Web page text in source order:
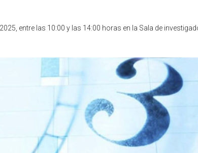
entre las 10:00 y las 14:00 horas en la Sala de